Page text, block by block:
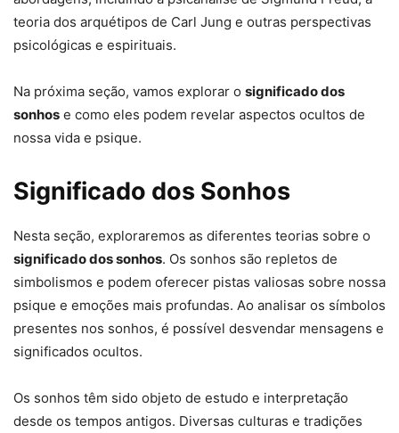
teoria dos arquétipos de Carl Jung e outras perspectivas
psicológicas e espirituais.
Na próxima seção, vamos explorar o significado dos
sonhos e como eles podem revelar aspectos ocultos de
nossa vida e psique.
Significado dos Sonhos
Nesta seção, exploraremos as diferentes teorias sobre o
significado dos sonhos. Os sonhos são repletos de
simbolismos e podem oferecer pistas valiosas sobre nossa
psique e emoções mais profundas. Ao analisar os símbolos
presentes nos sonhos, é possível desvendar mensagens e
significados ocultos.
Os sonhos têm sido objeto de estudo e interpretação
desde os tempos antigos. Diversas culturas e tradições